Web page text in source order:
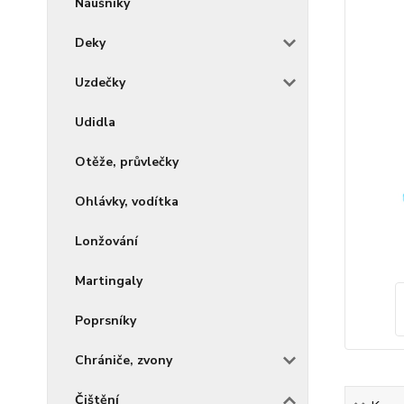
Deky
Uzdečky
Udidla
Otěže, průvlečky
Ohlávky, vodítka
Lonžování
Martingaly
Poprsníky
Chrániče, zvony
Čištění